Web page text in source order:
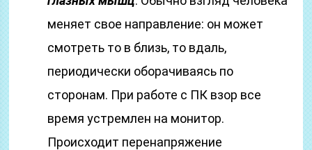
меняет свое направление: он может
смотреть то в близь, то вдаль,
периодически оборачиваясь по
сторонам. При работе с ПК взор все
время устремлен на монитор.
Происходит перенапряжение